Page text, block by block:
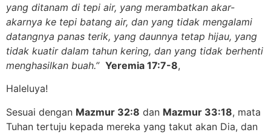
yang ditanam di tepi air, yang merambatkan akar-
akarnya ke tepi batang air, dan yang tidak mengalami
datangnya panas terik, yang daunnya tetap hijau, yang
tidak kuatir dalam tahun kering, dan yang tidak berhenti
menghasilkan buah.” Yeremia 17:7-8,
Haleluya!
Sesuai dengan Mazmur 32:8 dan Mazmur 33:18, mata
Tuhan tertuju kepada mereka yang takut akan Dia, dan